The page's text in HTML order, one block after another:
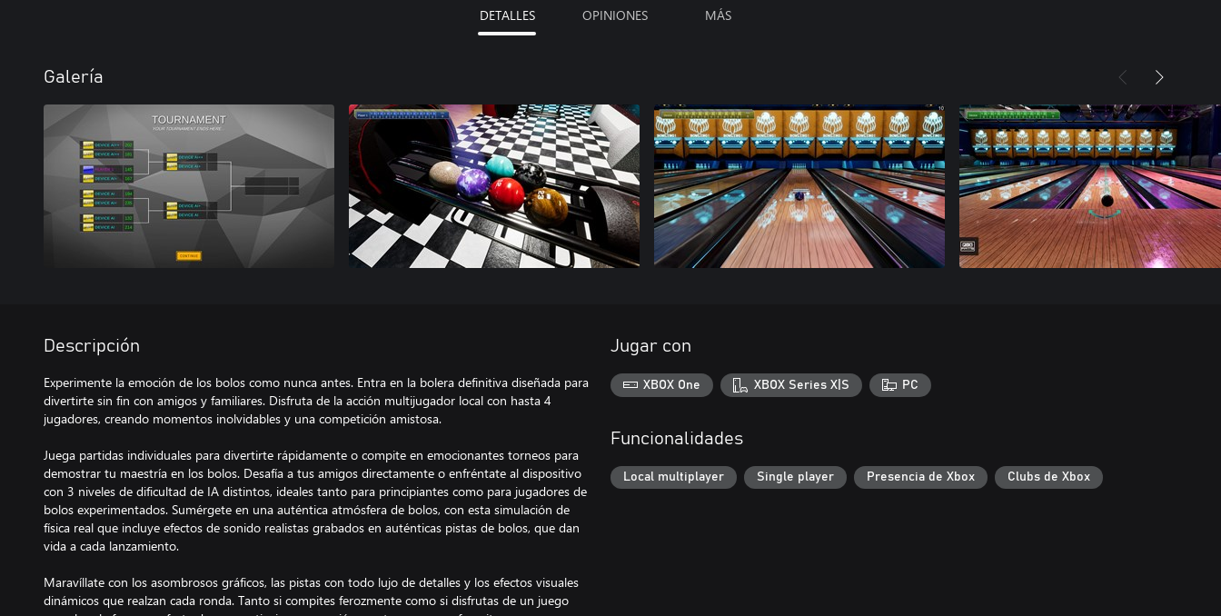
DETALLES OPINIONES MÁS
Galería
Descripción
Experimente la emoción de los bolos como nunca antes. Entra en la bolera definitiva diseñada para
divertirte sin fin con amigos y familiares. Disfruta de la acción multijugador local con hasta 4
jugadores, creando momentos inolvidables y una competición amistosa.
Juega partidas individuales para divertirte rápidamente o compite en emocionantes torneos para
demostrar tu maestría en los bolos. Desafía a tus amigos directamente o enfréntate al dispositivo
con 3 niveles de dificultad de IA distintos, ideales tanto para principiantes como para jugadores de
bolos experimentados. Sumérgete en una auténtica atmósfera de bolos, con esta simulación de
física real que incluye efectos de sonido realistas grabados en auténticas pistas de bolos, que dan
vida a cada lanzamiento.
Maravíllate con los asombrosos gráficos, las pistas con todo lujo de detalles y los efectos visuales
dinámicos que realzan cada ronda. Tanto si compites ferozmente como si disfrutas de un juego
Jugar con
XBOX One XBOX Series X|S PC
Funcionalidades
Local multiplayer Single player Presencia de Xbox Clubs de Xbox